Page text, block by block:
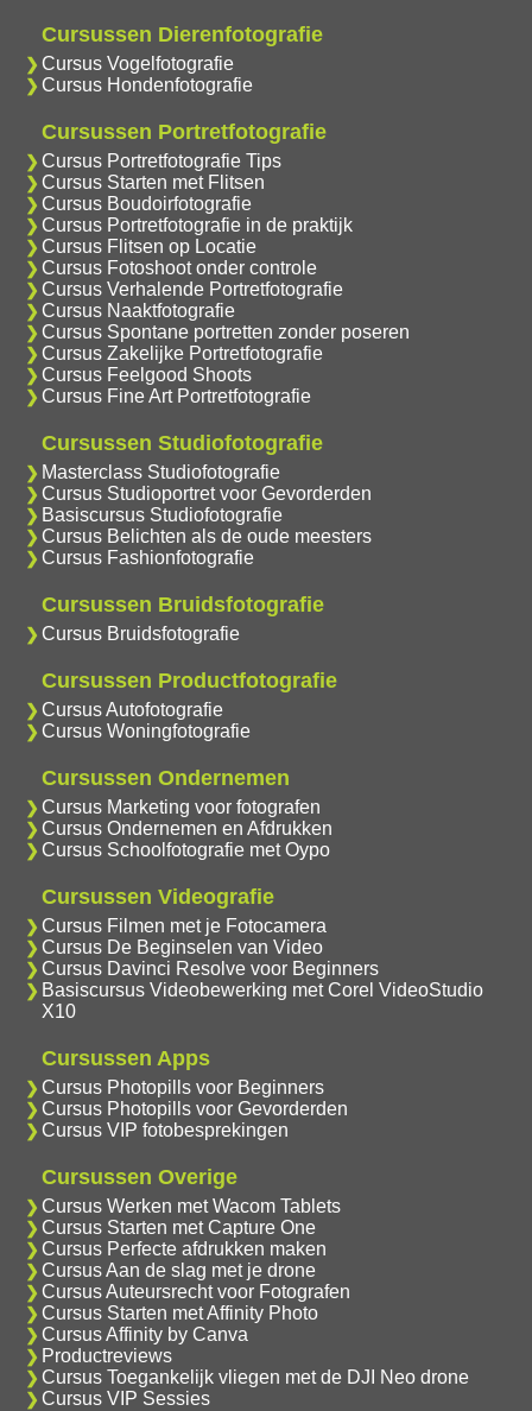
Cursussen Dierenfotografie
Cursus Vogelfotografie
Cursus Hondenfotografie
Cursussen Portretfotografie
Cursus Portretfotografie Tips
Cursus Starten met Flitsen
Cursus Boudoirfotografie
Cursus Portretfotografie in de praktijk
Cursus Flitsen op Locatie
Cursus Fotoshoot onder controle
Cursus Verhalende Portretfotografie
Cursus Naaktfotografie
Cursus Spontane portretten zonder poseren
Cursus Zakelijke Portretfotografie
Cursus Feelgood Shoots
Cursus Fine Art Portretfotografie
Cursussen Studiofotografie
Masterclass Studiofotografie
Cursus Studioportret voor Gevorderden
Basiscursus Studiofotografie
Cursus Belichten als de oude meesters
Cursus Fashionfotografie
Cursussen Bruidsfotografie
Cursus Bruidsfotografie
Cursussen Productfotografie
Cursus Autofotografie
Cursus Woningfotografie
Cursussen Ondernemen
Cursus Marketing voor fotografen
Cursus Ondernemen en Afdrukken
Cursus Schoolfotografie met Oypo
Cursussen Videografie
Cursus Filmen met je Fotocamera
Cursus De Beginselen van Video
Cursus Davinci Resolve voor Beginners
Basiscursus Videobewerking met Corel VideoStudio
X10
Cursussen Apps
Cursus Photopills voor Beginners
Cursus Photopills voor Gevorderden
Cursus VIP fotobesprekingen
Cursussen Overige
Cursus Werken met Wacom Tablets
Cursus Starten met Capture One
Cursus Perfecte afdrukken maken
Cursus Aan de slag met je drone
Cursus Auteursrecht voor Fotografen
Cursus Starten met Affinity Photo
Cursus Affinity by Canva
Productreviews
Cursus Toegankelijk vliegen met de DJI Neo drone
Cursus VIP Sessies